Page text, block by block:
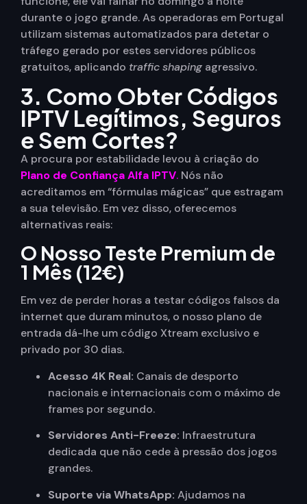
durante o jogo grande. As operadoras em Portugal
utilizam sistemas automatizados para detetar o
tráfego gerado por estes servidores públicos
gratuitos, aplicando traffic shaping agressivo.
3. Como Obter Códigos
IPTV Legítimos, Seguros
e Sem Cortes?
A procura por estabilidade levou à criação do
Plano de Confiança Alfa IPTV. Nós não
acreditamos em “fórmulas mágicas” que estragam
a sua televisão. Em vez disso, oferecemos
alternativas reais:
O Nosso Teste Premium de
1 Mês (12€)
Em vez de perder horas a testar códigos falsos da
internet que duram minutos, o nosso plano de
entrada dá-lhe um código Xtream exclusivo e
privado por 30 dias.
Acesso 4K Real: Canais de desporto
nacionais e internacionais com o máximo de
frames por segundo.
Servidores Anti-Freeze: Infraestrutura
dedicada que não cede à pressão dos jogos
grandes.
Suporte via WhatsApp: Ajudamos na